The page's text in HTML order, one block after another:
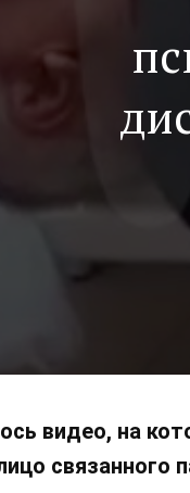
видео, на
связанного